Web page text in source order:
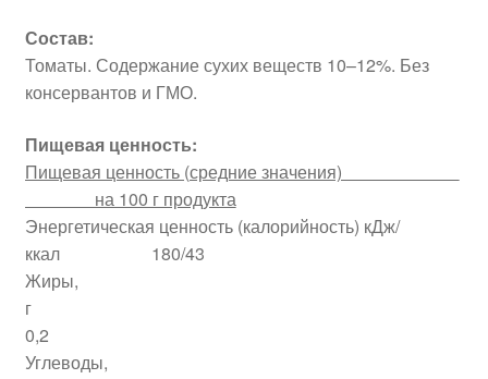
Состав:
Томаты. Содержание сухих веществ 10–12%. Без
консервантов и ГМО.
Пищевая ценность:
Пищевая ценность (средние значения)
на 100 г продукта
Энергетическая ценность (калорийность) кДж/
ккал 180/43
Жиры,
г
0,2
Углеводы,